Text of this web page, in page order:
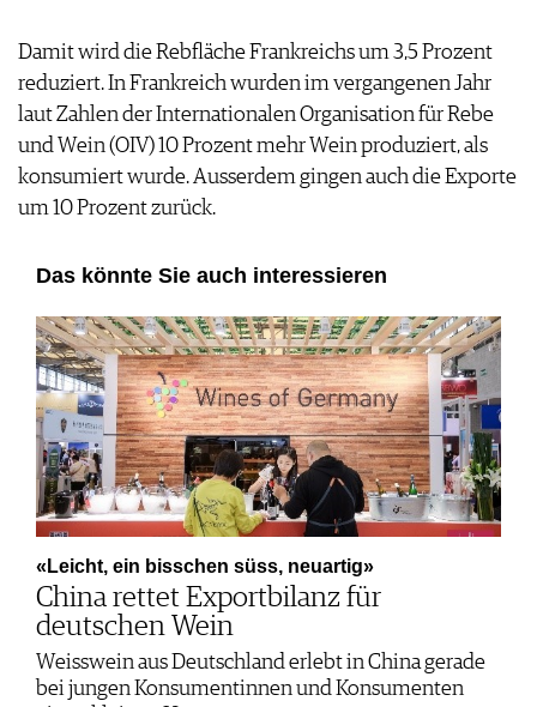
Damit wird die Rebfläche Frankreichs um 3,5 Prozent
reduziert. In Frankreich wurden im vergangenen Jahr
laut Zahlen der Internationalen Organisation für Rebe
und Wein (OIV) 10 Prozent mehr Wein produziert, als
konsumiert wurde. Ausserdem gingen auch die Exporte
um 10 Prozent zurück.
Das könnte Sie auch interessieren
«Leicht, ein bisschen süss, neuartig»
China rettet Exportbilanz für
deutschen Wein
Weisswein aus Deutschland erlebt in China gerade
bei jungen Konsumentinnen und Konsumenten